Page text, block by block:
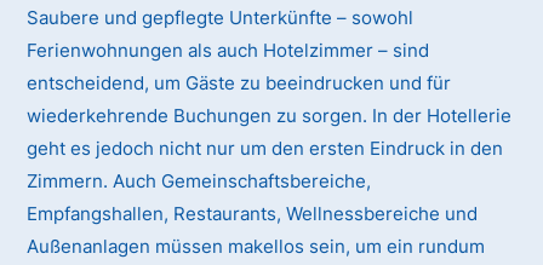
Saubere und gepflegte Unterkünfte – sowohl
Ferienwohnungen als auch Hotelzimmer – sind
entscheidend, um Gäste zu beeindrucken und für
wiederkehrende Buchungen zu sorgen. In der Hotellerie
geht es jedoch nicht nur um den ersten Eindruck in den
Zimmern. Auch Gemeinschaftsbereiche,
Empfangshallen, Restaurants, Wellnessbereiche und
Außenanlagen müssen makellos sein, um ein rundum